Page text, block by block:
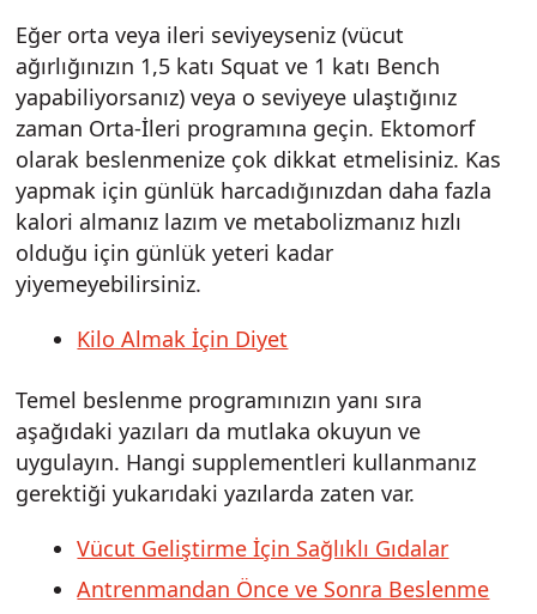
Eğer orta veya ileri seviyeyseniz (vücut
ağırlığınızın 1,5 katı Squat ve 1 katı Bench
yapabiliyorsanız) veya o seviyeye ulaştığınız
zaman Orta-İleri programına geçin. Ektomorf
olarak beslenmenize çok dikkat etmelisiniz. Kas
yapmak için günlük harcadığınızdan daha fazla
kalori almanız lazım ve metabolizmanız hızlı
olduğu için günlük yeteri kadar
yiyemeyebilirsiniz.
Kilo Almak İçin Diyet
Temel beslenme programınızın yanı sıra
aşağıdaki yazıları da mutlaka okuyun ve
uygulayın. Hangi supplementleri kullanmanız
gerektiği yukarıdaki yazılarda zaten var.
Vücut Geliştirme İçin Sağlıklı Gıdalar
Antrenmandan Önce ve Sonra Beslenme